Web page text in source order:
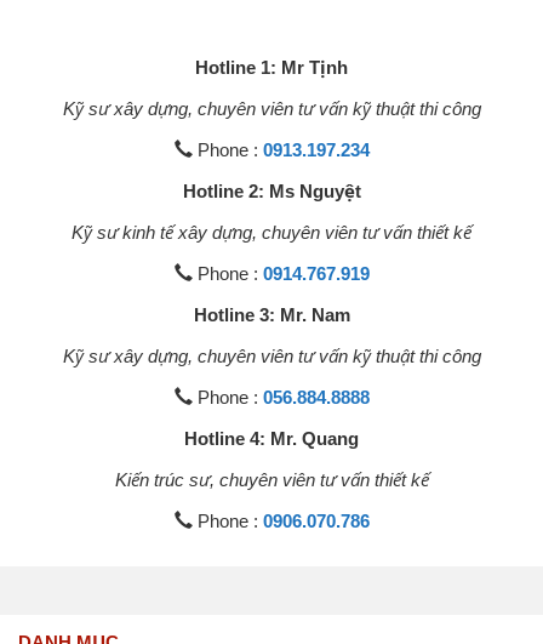
Hotline 1: Mr Tịnh
Kỹ sư xây dựng, chuyên viên tư vấn kỹ thuật thi công
Phone : 0913.197.234
Hotline 2: Ms Nguyệt
Kỹ sư kinh tế xây dựng, chuyên viên tư vấn thiết kế
Phone : 0914.767.919
Hotline 3: Mr. Nam
Kỹ sư xây dựng, chuyên viên tư vấn kỹ thuật thi công
Phone : 056.884.8888
Hotline 4: Mr. Quang
Kiến trúc sư, chuyên viên tư vấn thiết kế
Phone : 0906.070.786